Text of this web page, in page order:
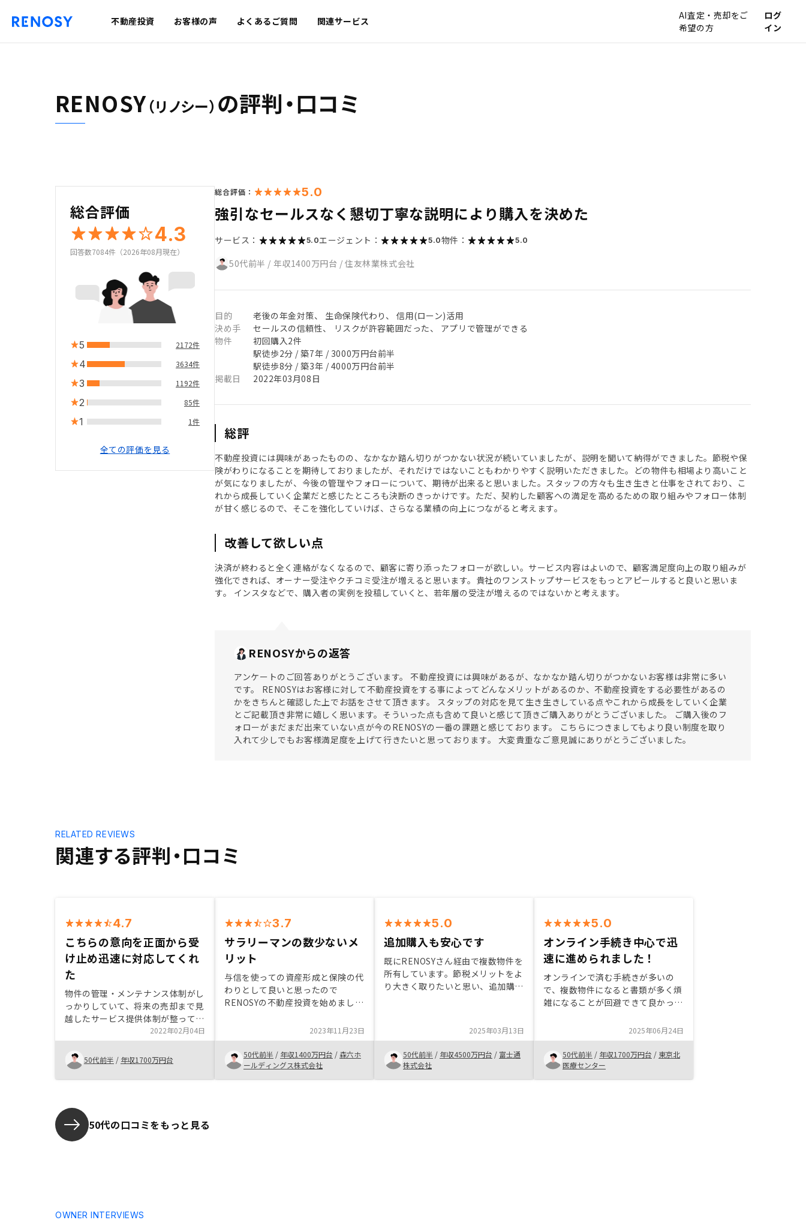
不動産投資 お客様の声 よくあるご質問 関連サービス
AI査定・売却をご
希望の方
ログ
イン
RENOSY（リノシー） の評判・口コミ
総合評価
4.3
回答数7084件（2026年08月現在）
5 2172件
4 3634件
3 1192件
2 85件
1 1件
全ての評価を見る
総合評価： 5.0
強引なセールスなく懇切丁寧な説明により購入を決めた
サービス： 5.0エージェント： 5.0物件： 5.0
50代前半 / 年収1400万円台 /住友林業株式会社
目的
老後の年金対策、 生命保険代わり、 信用(ローン)活用
決め手
セールスの信頼性、 リスクが許容範囲だった、 アプリで管理ができる
物件
初回購入2件
駅徒歩2分 / 築7年 / 3000万円台前半
駅徒歩8分 / 築3年 / 4000万円台前半
掲載日
2022年03月08日
総評
不動産投資には興味があったものの、なかなか踏ん切りがつかない状況が続いていましたが、説明を聞いて納得ができました。節税や保
険がわりになることを期待しておりましたが、それだけではないこともわかりやすく説明いただきました。どの物件も相場より高いこと
が気になりましたが、今後の管理やフォローについて、期待が出来ると思いました。スタッフの方々も生き生きと仕事をされており、こ
れから成長していく企業だと感じたところも決断のきっかけです。ただ、契約した顧客への満足を高めるための取り組みやフォロー体制
が甘く感じるので、そこを強化していけば、さらなる業績の向上につながると考えます。
改善して欲しい点
決済が終わると全く連絡がなくなるので、顧客に寄り添ったフォローが欲しい。サービス内容はよいので、顧客満足度向上の取り組みが
強化できれば、オーナー受注やクチコミ受注が増えると思います。貴社のワンストップサービスをもっとアピールすると良いと思いま
す。 インスタなどで、購入者の実例を投稿していくと、若年層の受注が増えるのではないかと考えます。
RENOSYからの返答
アンケートのご回答ありがとうございます。 不動産投資には興味があるが、なかなか踏ん切りがつかないお客様は非常に多い
です。 RENOSYはお客様に対して不動産投資をする事によってどんなメリットがあるのか、不動産投資をする必要性があるの
かをきちんと確認した上でお話をさせて頂きます。 スタップの対応を見て生き生きしている点やこれから成長をしていく企業
とご記載頂き非常に嬉しく思います。そういった点も含めて良いと感じて頂きご購入ありがとうございました。 ご購入後のフ
ォローがまだまだ出来ていない点が今のRENOSYの一番の課題と感じております。 こちらにつきましてもより良い制度を取り
入れて少しでもお客様満足度を上げて行きたいと思っております。 大変貴重なご意見誠にありがとうございました。
関連する評判・口コミ
RELATED REVIEWS
4.7
こちらの意向を正面から受
け止め迅速に対応してくれ
た
物件の管理・メンテナンス体制がし
っかりしていて、将来の売却まで見
越したサービス提供体制が整ってい
ることに加えて、日々の収支状況が
アプリで簡単に分かること。また、
担当者の方がよく勉強されていると
感じられたことから安心して購入を
決意出来ました。余計なお世話かも
理はもう少し配慮された方がいいと
思います。
2022年02月04日
50代前半 / 年収1700万円台
3.7
サラリーマンの数少ないメ
リット
与信を使っての資産形成と保険の代
わりとして良いと思ったので
RENOSYの不動産投資を始めまし
少ないメリットだと思うので活用す
べきです。さらにそれが保険の代わ
りになるのであればなお良いと思い
ます。
2023年11月23日
50代前半 / 年収1400万円台 / 森六ホ
ールディングス株式会社
5.0
追加購入も安心です
既にRENOSYさん経由で複数物件を
所有しています。節税メリットをよ
り大きく取りたいと思い、追加購入
るのかが既にわかっていたため、安
心して購入することができました。
2025年03月13日
50代前半 / 年収4500万円台 / 富士通
株式会社
5.0
オンライン手続き中心で迅
速に進められました！
オンラインで済む手続きが多いの
で、複数物件になると書類が多く煩
雑になることが回避できて良かっ
で、受け取りに郵便局に行く回数が
少なくて済んだ。 担当者のレスポ
ンスは土日夜間を問わず迅速で助か
りました。
2025年06月24日
50代前半 / 年収1700万円台 / 東京北
医療センター
50代の口コミをもっと見る
OWNER INTERVIEWS